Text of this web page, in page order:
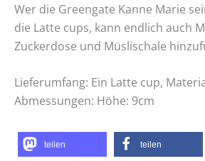
Wer die Greengate Kanne Marie
die Latte cups, kann endlich auch
Zuckerdose und Müslischale
Lieferumfang: Ein Latte cup,
Abmessungen: Höhe: 9cm
teilen teilen